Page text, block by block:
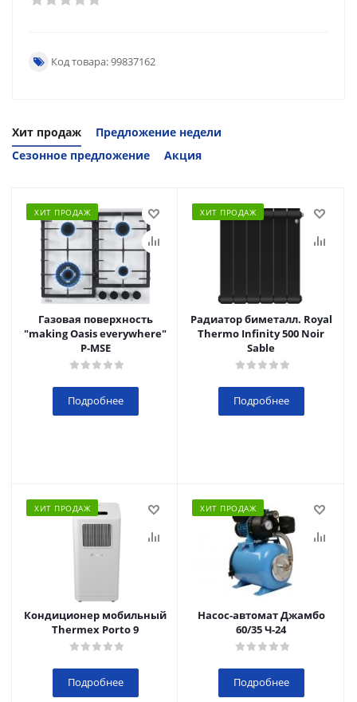
Код товара: 99837162
Хит продаж
Предложение недели
Сезонное предложение
Акция
ХИТ ПРОДАЖ
Газовая поверхность
"making Oasis everywhere"
P-MSE
Подробнее
ХИТ ПРОДАЖ
Радиатор биметалл. Royal
Thermo Infinity 500 Noir
Sable
Подробнее
ХИТ ПРОДАЖ
Кондиционер мобильный
Thermex Porto 9
Подробнее
ХИТ ПРОДАЖ
Насос-автомат Джамбо
60/35 Ч-24
Подробнее